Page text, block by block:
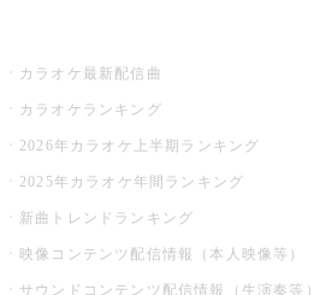
カラオケ最新配信曲
カラオケランキング
2026年カラオケ上半期ランキング
2025年カラオケ年間ランキング
新曲トレンドランキング
映像コンテンツ配信情報（本人映像等）
サウンドコンテンツ配信情報（生演奏等）